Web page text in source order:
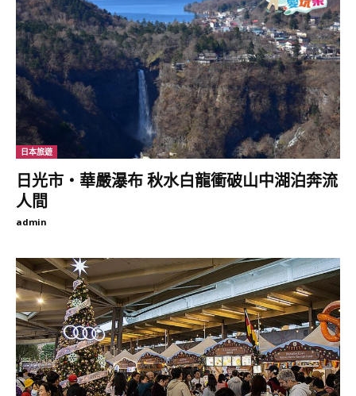
日本旅遊
日光市‧華嚴瀑布 秋水白龍衝破山中湖泊奔流
人間
admin